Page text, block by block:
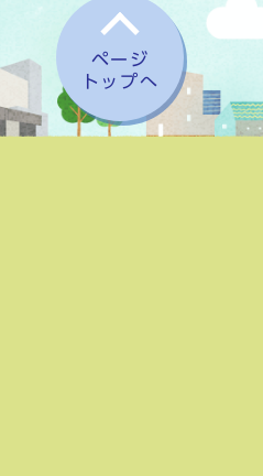
ページ
トップへ